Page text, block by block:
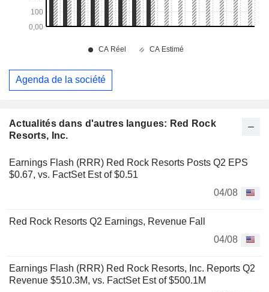
Actualités dans d'autres langues: Red Rock
Resorts, Inc.
Earnings Flash (RRR) Red Rock Resorts Posts Q2 EPS
$0.67, vs. FactSet Est of $0.51
04/08
Red Rock Resorts Q2 Earnings, Revenue Fall
04/08
Earnings Flash (RRR) Red Rock Resorts, Inc. Reports Q2
Revenue $510.3M, vs. FactSet Est of $500.1M
Agenda de la société